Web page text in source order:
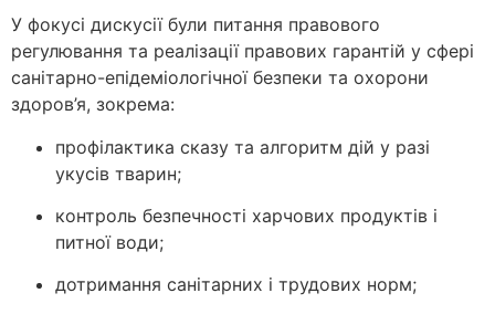
У фокусі дискусії були питання правового
регулювання та реалізації правових гарантій у сфері
санітарно-епідеміологічної безпеки та охорони
здоров’я, зокрема:
профілактика сказу та алгоритм дій у разі
укусів тварин;
контроль безпечності харчових продуктів і
питної води;
дотримання санітарних і трудових норм;